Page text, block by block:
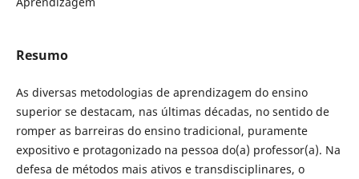
Resumo
As diversas metodologias de aprendizagem do ensino
superior se destacam, nas últimas décadas, no sentido de
romper as barreiras do ensino tradicional, puramente
expositivo e protagonizado na pessoa do(a) professor(a). Na
defesa de métodos mais ativos e transdisciplinares, o